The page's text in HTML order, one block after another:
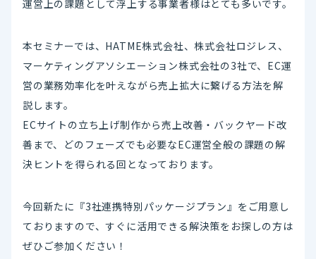
運営上の課題として浮上する事業者様はとても多いです。
本セミナーでは、HATME株式会社、株式会社ロジレス、
マーケティングアソシエーション株式会社の3社で、EC運
営の業務効率化を叶えながら売上拡大に繋げる方法を解
説します。
ECサイトの立ち上げ制作から売上改善・バックヤード改
善まで、どのフェーズでも必要なEC運営全般の課題の解
決ヒントを得られる回となっております。
今回新たに『3社連携特別パッケージプラン』をご用意し
ておりますので、すぐに活用できる解決策をお探しの方は
ぜひご参加ください！